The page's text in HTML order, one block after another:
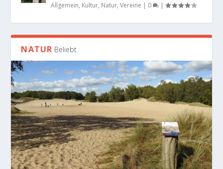
Allgemein, Kultur, Natur,Vereine | 0 |
NATUR Beliebt